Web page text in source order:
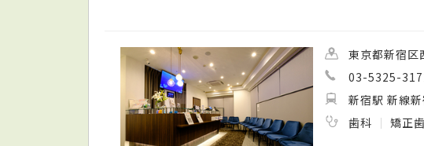
東京都新宿
03-5325-
新宿駅 新線
歯科
矯正